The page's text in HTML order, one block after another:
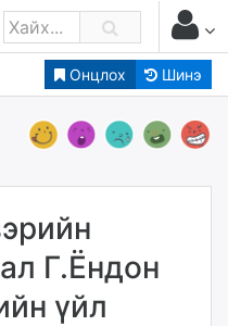
Онцлох Шинэ
Г.Ёндон
үйл